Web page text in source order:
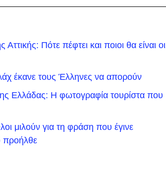
Πότε πέφτει και ποιοι θα είναι οι
έκανε τους Έλληνες να απορούν
Ελλάδας: Η φωτογραφία τουρίστα που
μιλούν για τη φράση που έγινε
προήλθε